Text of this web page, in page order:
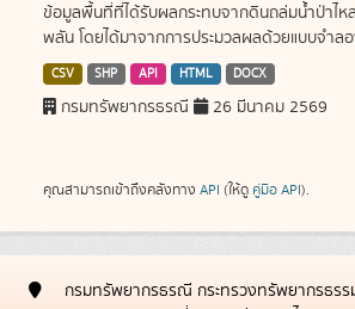
ข้อมูลพื้นที่ที่ได้รับผลกระทบจากดินถล่มน้ำป่าไห
พลัน โดยได้มาจากการประมวลผลด้วยแบบจำล
CSV SHP API HTML DOCX
กรมทรัพยากรธรณี 26 มีนาคม 2569
คุณสามารถเข้าถึงคลังทาง API (ให้ดู คู่มือ API).
กรมทรัพยากรธรณี กระทรวงทรัพยากรธรร